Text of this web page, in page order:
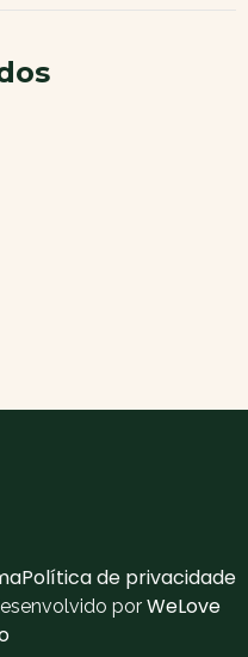
Política de privacidade
por WeLove